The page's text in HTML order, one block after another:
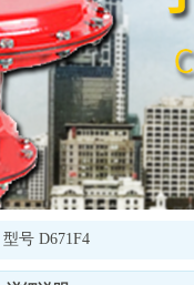
号 D671F4